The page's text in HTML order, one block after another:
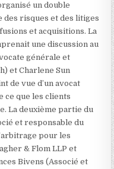
un double
des risques et des litiges
et acquisitions. La
une discussion au
générale et
et Charlene Sun
de vue d’un avocat
ce que les clients
La deuxième partie du
et responsable du
pour les
& Flom LLP et
Bivens (Associé et